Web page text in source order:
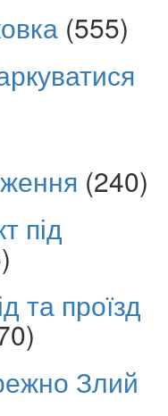
(555)
(240)
під
та проїзд
Злий